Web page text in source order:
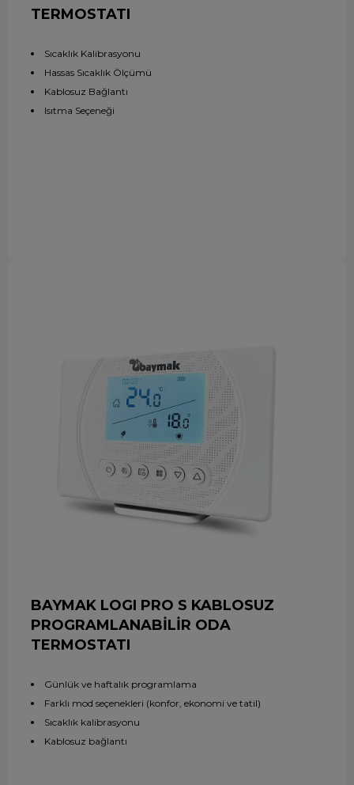
TERMOSTATI
Sıcaklık Kalibrasyonu
Hassas Sıcaklık Ölçümü
Kablosuz Bağlantı
Isıtma Seçeneği
BAYMAK LOGI PRO S KABLOSUZ
PROGRAMLANABİLİR ODA
TERMOSTATI
Günlük ve haftalık programlama
Farklı mod seçenekleri (konfor, ekonomi ve tatil)
Sıcaklık kalibrasyonu
Kablosuz bağlantı